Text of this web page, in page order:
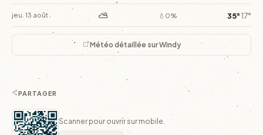
jeu. 13 août ⛅ 💧0% 35°17°
Météo détaillée sur Windy
PARTAGER
Scanner pour ouvrir sur mobile.